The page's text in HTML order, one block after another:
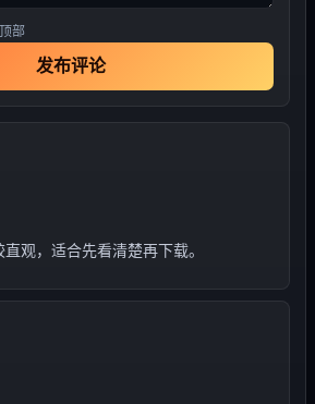
部
发布评论
观，适合先看清楚再下载。